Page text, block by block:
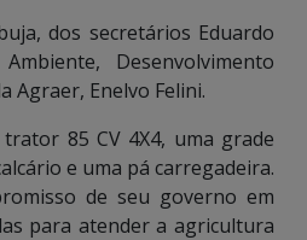
dos secretários Eduardo
Desenvolvimento
Agraer, Enelvo Felini.
85 CV 4X4, uma grade
e uma pá carregadeira.
de seu governo em
para atender a agricultura